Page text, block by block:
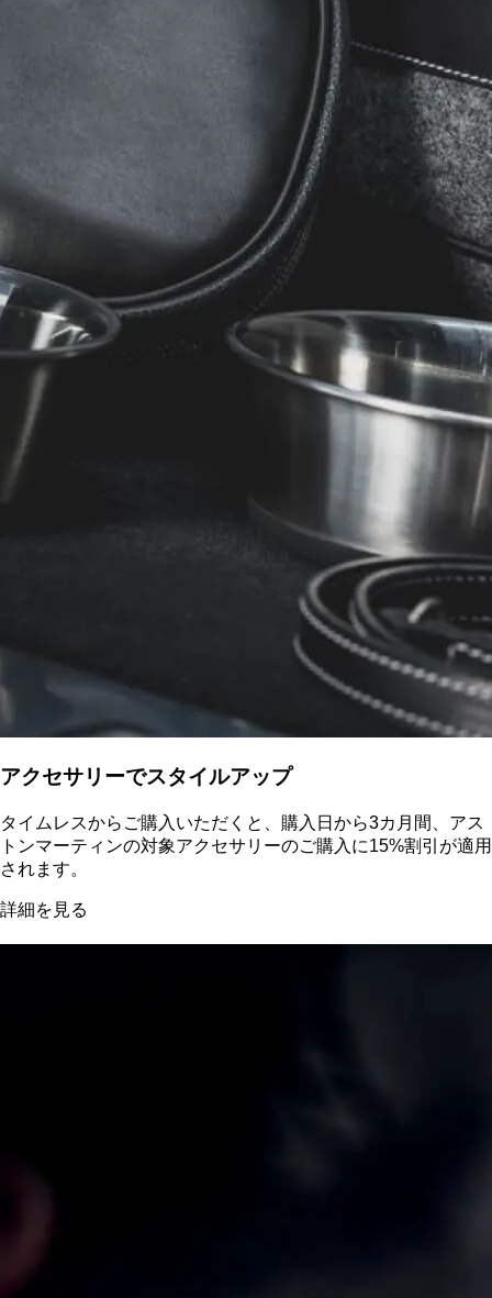
アクセサリーでスタイルアップ
タイムレスからご購入いただくと、購入日から3カ月間、アス
トンマーティンの対象アクセサリーのご購入に15%割引が適用
されます。
詳細を見る